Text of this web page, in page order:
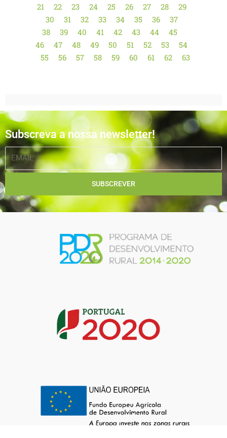
21
22 23 24 25 26 27 28
29
30
31 32 33 34 35 36
37
38
39 40 41 42 43 44
45
46
47 48 49 50 51 52 53
54
55
56 57 58 59 60 61 62 63
Subscreva a nossa newsletter!
EMAIL
SUBSCREVER